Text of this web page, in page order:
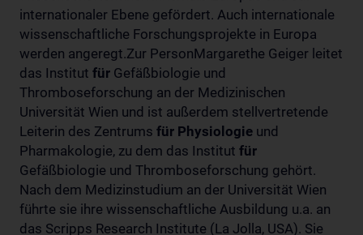
internationaler Ebene gefördert. Auch internationale
wissenschaftliche Forschungsprojekte in Europa
werden angeregt.Zur PersonMargarethe Geiger leitet
das Institut für Gefäßbiologie und
Thromboseforschung an der Medizinischen
Universität Wien und ist außerdem stellvertretende
Leiterin des Zentrums für Physiologie und
Pharmakologie, zu dem das Institut für
Gefäßbiologie und Thromboseforschung gehört.
Nach dem Medizinstudium an der Universität Wien
führte sie ihre wissenschaftliche Ausbildung u.a. an
das Scripps Research Institute (La Jolla, USA). Sie